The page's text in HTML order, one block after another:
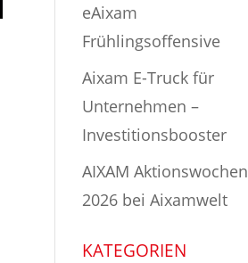
eAixam
Frühlingsoffensive
Aixam E-Truck für
Unternehmen –
Investitionsbooster
AIXAM Aktionswochen
2026 bei Aixamwelt
KATEGORIEN